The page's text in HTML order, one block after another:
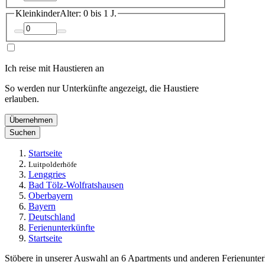
KleinkinderAlter: 0 bis 1 J.
Ich reise mit Haustieren an
So werden nur Unterkünfte angezeigt, die Haustiere
erlauben.
Übernehmen
Suchen
Startseite
Luitpolderhöfe
Lenggries
Bad Tölz-Wolfratshausen
Oberbayern
Bayern
Deutschland
Ferienunterkünfte
Startseite
Stöbere in unserer Auswahl an 6 Apartments und anderen